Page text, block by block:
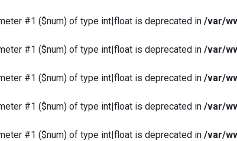
#1 ($num) of type int|float is deprecated in /var/
#1 ($num) of type int|float is deprecated in /var/
#1 ($num) of type int|float is deprecated in /var/
#1 ($num) of type int|float is deprecated in /var/
#1 ($num) of type int|float is deprecated in /var/